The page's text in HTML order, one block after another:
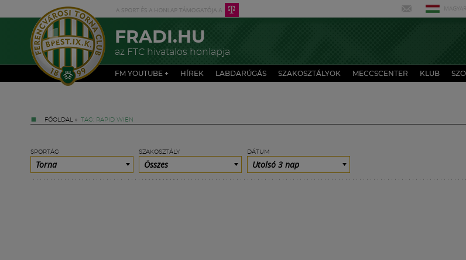
MAGYAR
FRADI.HU
az FTC hivatalos honlapja
FM YOUTUBE + HÍREK LABDARÚGÁS SZAKOSZTÁLYOK MECCSCENTER KLUB
FŐOLDAL » TAG: RAPID WIEN
SPORTÁG
Torna
SZAKOSZTÁLY
Összes
DÁTUM
Utolsó 3 nap